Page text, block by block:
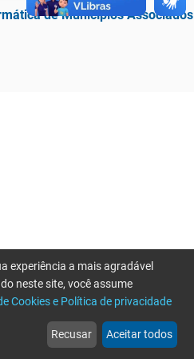
de Municípios Associados
web
Notícias
more_horiz
Mais
experiência a mais agradável
neste site, você assume
Cookies e Política de privacidade
Recusar Aceitar todos
favor tente novamente